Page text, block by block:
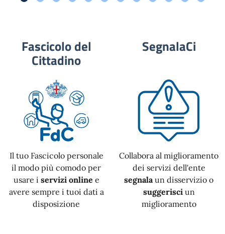
Fascicolo del
Cittadino
Il tuo Fascicolo personale
il modo più comodo per
usare i servizi online e
avere sempre i tuoi dati a
disposizione
SegnalaCi
Collabora al miglioramento
dei servizi dell'ente
segnala un disservizio o
suggerisciun
miglioramento